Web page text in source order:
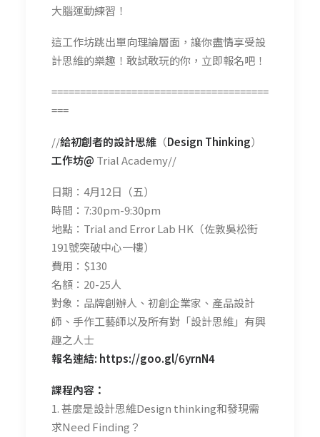
大腦運動練習！
這工作坊跳出單向理論層面，讓你盡情享受設
計思維的樂趣！敢試敢玩的你，立即報名吧！
======================================
===
//給初創者的設計思維 （Design Thinking）
工作坊@ Trial Academy//
日期：4月12日（五）
時間：7:30pm-9:30pm
地點：Trial and Error Lab HK（佐敦吳松街
191號突破中心一樓）
費用：$130
名額：20-25人
對象：品牌創辦人、初創企業家、產品設計
師、手作工藝師以及所有對「設計思維」有興
趣之人士
報名連結: https://goo.gl/6yrnN4
課程內容：
1. 甚麼是設計思維Design thinking和發現需
求Need Finding？